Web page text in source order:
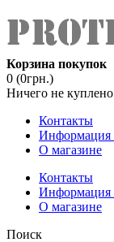
Корзина покупок
0 (0грн.)
Ничего не
Контакты
Информация
О магазине
Контакты
Информация
О магазине
Поиск